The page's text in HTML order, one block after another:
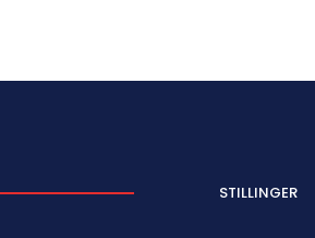
STILLINGER